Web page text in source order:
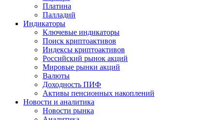
Платина
Палладий
Индикаторы
Ключевые индикаторы
Поиск криптоактивов
Индексы криптоактивов
Российский рынок акций
Мировые рынки акций
Валюты
Доходность ПИФ
Активы пенсионных накоплений
Новости и аналитика
Новости рынка